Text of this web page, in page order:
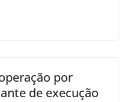
por
de execução